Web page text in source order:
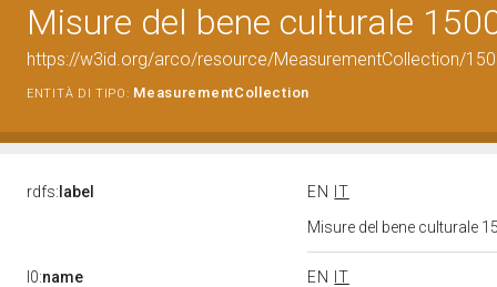
Misure del bene culturale
https://w3id.org/arco/resource/MeasurementCollection/
ENTITÀ DI TIPO: MeasurementCollection
rdfs: label EN
IT
Misure del bene culturale
l0:name EN
IT